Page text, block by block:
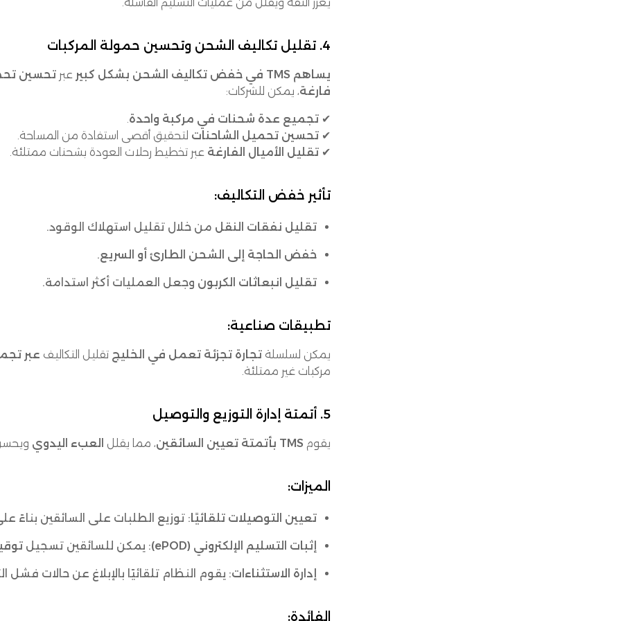
يعزز الثقة ويقلل من عمليات التسليم الفاشلة.
4. تقليل تكاليف الشحن وتحسين حمولة المركبات
يساهم TMS في خفض تكاليف الشحن بشكل كبير عبرتحسين
فارغة، يمكن للشركات:
✔تجميع عدة شحنات في مركبة واحدة.
✔تحسين تحميل الشاحنات لتحقيق أقصى استفادة من المساحة.
✔تقليل الأميال الفارغة عبر تخطيط رحلات العودة بشحنات ممتلئة.
تأثير خفض التكاليف:
تقليل نفقات النقل من خلال تقليل استهلاك الوقود.
خفض الحاجة إلى الشحن الطارئ أو السريع.
تقليل انبعاثات الكربون وجعل العمليات أكثر استدامة.
تطبيقات صناعية:
يمكن لسلسلةتجارة تجزئة تعمل في الخليج تقليل التكاليف عبر
مركبات غير ممتلئة.
5. أتمتة إدارة التوزيع والتوصيل
يقوم TMS بأتمتة تعيين السائقين ، مما يقلل العبء اليدوي
الميزات:
تعيين التوصيلات تلقائيًا : توزيع الطلبات على السائقين بناءً
إثبات التسليم الإلكتروني (ePOD) : يمكن للسائقين تسجيل
إدارة الاستثناءات: يقوم النظام تلقائيًا بالإبلاغ عن حالات
الفائدة: